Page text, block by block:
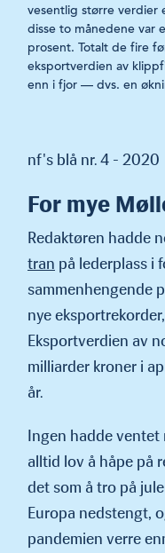
vesentlig større verdier
disse to månedene var
prosent. Totalt de fire
eksportverdien av
enn i fjor — dvs. en
nf's blå nr. 4 - 2020
For mye
Redaktøren hadde
tran på leder­plass i
sammenhengende
nye
Eksportverdien av
milliarder kroner i
år.
Ingen hadde ventet
alltid lov å håpe på
det som å tro på
Europa nedstengt,
pandemien verre